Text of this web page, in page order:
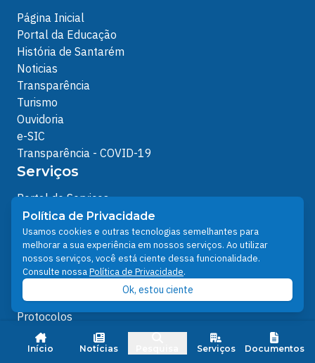
Início Notícias Serviços Documentos
Página Inicial
Portal da Educação
História de Santarém
Noticias
Transparência
Turismo
Ouvidoria
e-SIC
Transparência - COVID-19
Serviços
Portal de Serviços
IPTU e Taxa de Coleta de Lixo
Alvará de Funcionamento
Carta de Serviços ao Usuário
Santarém Digital - Central de Atendimento
Ofícios
Protocolos Servidor
Protocolos
Análises de Projetos
Outros Links
Política de Privacidade
Usamos cookies e outras tecnologias semelhantes para
melhorar a sua experiência em nossos serviços. Ao utilizar
nossos serviços, você está ciente dessa funcionalidade.
Consulte nossaPolítica de Privacidade.
Ok, estou ciente